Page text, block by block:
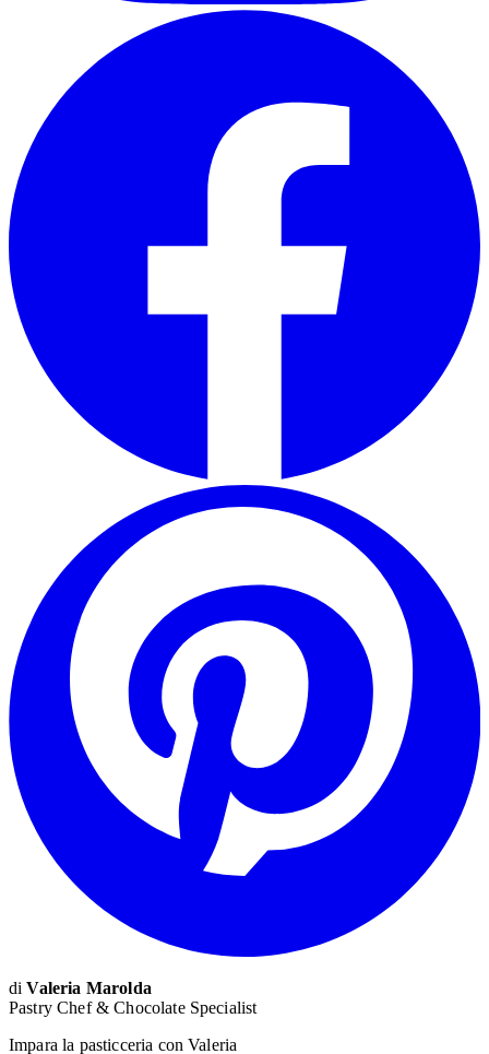
diValeria Marolda
Pastry Chef & Chocolate Specialist
Impara la pasticceria con Valeria